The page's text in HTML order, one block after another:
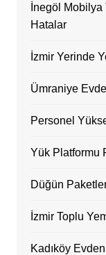
İnegöl Mobilya
Hatalar
İzmir Yerinde
Ümraniye
Personel
Yük Platformu
Düğün
İzmir Toplu
Kadıköy